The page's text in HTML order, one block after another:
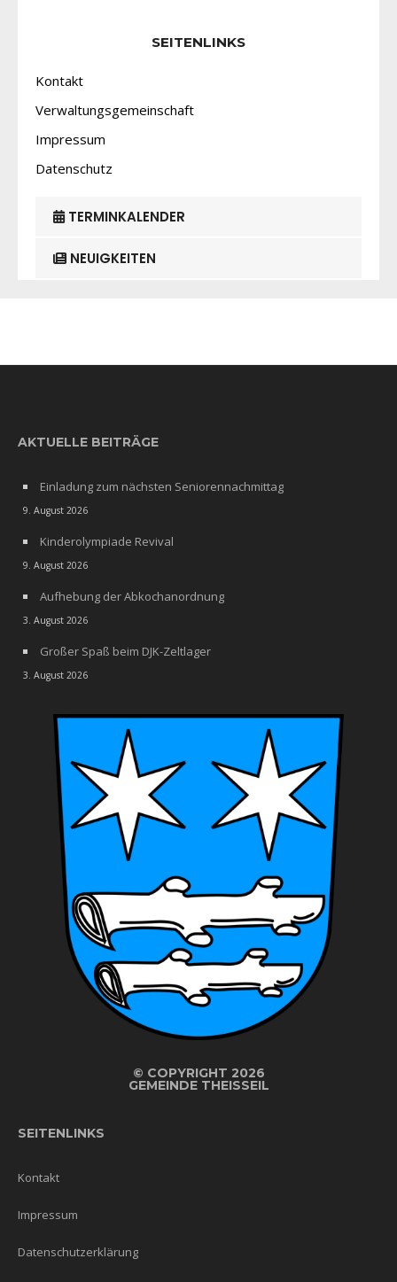
SEITENLINKS
Kontakt
Verwaltungsgemeinschaft
Impressum
Datenschutz
TERMINKALENDER
NEUIGKEITEN
AKTUELLE BEITRÄGE
Einladung zum nächsten Seniorennachmittag
9. August 2026
Kinderolympiade Revival
9. August 2026
Aufhebung der Abkochanordnung
3. August 2026
Großer Spaß beim DJK-Zeltlager
3. August 2026
© COPYRIGHT 2026
GEMEINDE THEISSEIL
SEITENLINKS
Kontakt
Impressum
Datenschutzerklärung